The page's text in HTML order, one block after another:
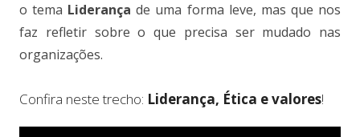
o tema Liderança de uma forma leve, mas que nos
faz refletir sobre o que precisa ser mudado nas
organizações.
Confira neste trecho: Liderança, Ética e valores!